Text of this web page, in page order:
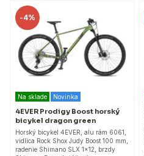
-4%
Na sklade Novinka
4EVER Prodigy Boost horský
bicykel dragon green
Horský bicykel 4EVER, alu rám 6061,
vidlica Rock Shox Judy Boost 100 mm,
radenie Shimano SLX 1x12, brzdy